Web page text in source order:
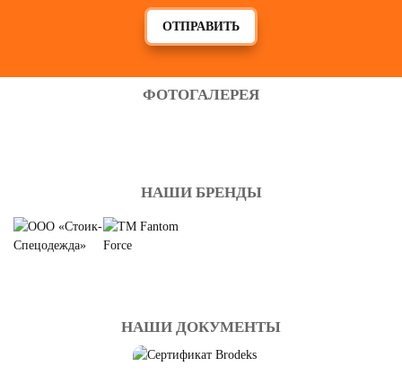
ОТПРАВИТЬ
ФОТОГАЛЕРЕЯ
НАШИ БРЕНДЫ
НАШИ ДОКУМЕНТЫ